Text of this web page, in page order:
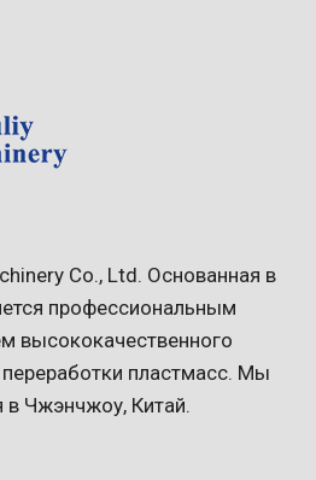
Co., Ltd. Основанная в
профессиональным
высококачественного
пластмасс. Мы
в Чжэнчжоу, Китай.